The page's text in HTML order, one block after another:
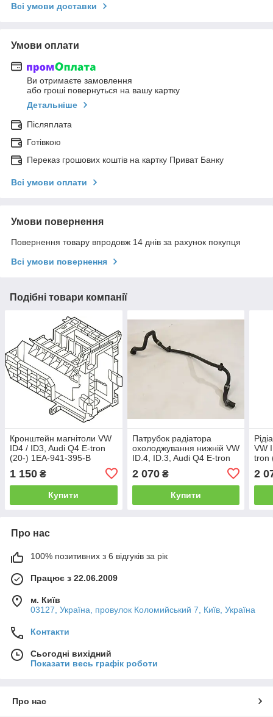
Всі умови доставки
Умови оплати
Ви отримаєте замовлення
або гроші повернуться на вашу картку
Детальніше
Післяплата
Готівкою
Переказ грошових коштів на картку Приват Банку
Всі умови оплати
Умови повернення
Повернення товару впродовж 14 днів за рахунок покупця
Всі умови повернення
Подібні товари компанії
Кронштейн магнітоли VW
ID4 / ID3, Audi Q4 E-tron
(20-) 1EA-941-395-B
1 150 ₴
Купити
Патрубок радіатора
охолоджування нижній VW
ID.4, ID.3, Audi Q4 E-tron
2 070₴
Купити
VW
tron
2
Про нас
100% позитивних з 6 відгуків за рік
Працює з 22.06.2009
м. Київ
03127, Україна, провулок Коломийський 7, Київ, Україна
Контакти
Сьогодні вихідний
Показати весь графік роботи
Про нас